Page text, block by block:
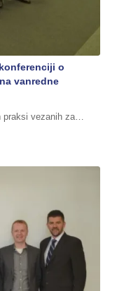
o
vanredne
praksi vezanih za…